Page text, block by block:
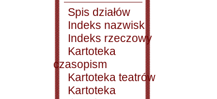
Spis działów
Indeks nazwisk
Indeks rzeczowy
Kartoteka
czasopism
Kartoteka teatrów
Kartoteka